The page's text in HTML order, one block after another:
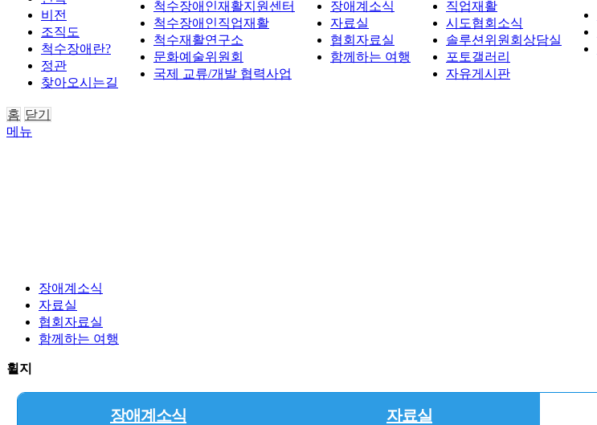
비전
조직도
척수장애란?
정관
찾아오시는길
척수장애인재활지원센터
척수장애인직업재활
척수재활연구소
문화예술위원회
국제 교류/개발 협력사업
장애계소식
자료실
협회자료실
함께하는 여행
직업재활
시도협회소식
솔루션위원회상담실
포토갤러리
자유게시판
홈 닫기
메뉴
장애계소식
자료실
협회자료실
함께하는 여행
휠지
장애계소식 자료실